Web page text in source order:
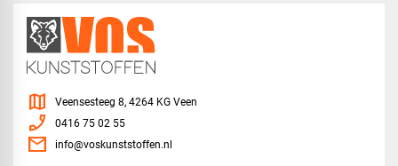
map Veensesteeg 8, 4264 KG Veen
phone_enabled 0416 75 02 55
mail info@voskunststoffen.nl